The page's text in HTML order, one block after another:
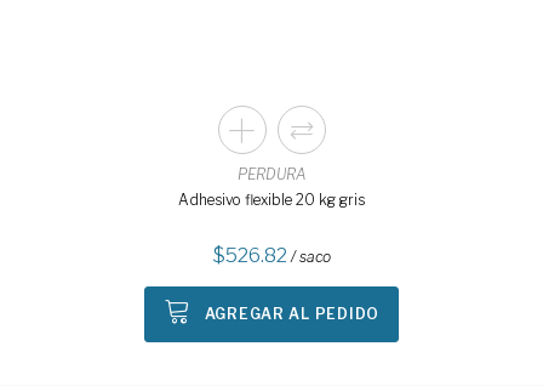
PERDURA
Adhesivo flexible 20 kg gris
526.82 / saco
AGREGAR AL PEDIDO